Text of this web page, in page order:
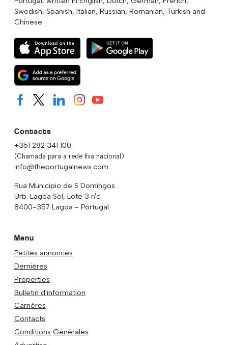
Swedish, Spanish, Italian, Russian, Romanian, Turkish and
Chinese.
Contacts
+351 282 341 100
(Chamada para a rede fixa nacional)
info@theportugalnews.com
Rua Municipio de S Domingos
Urb. Lagoa Sol, Lote 3 r/c
8400-357 Lagoa - Portugal
Menu
Petites annonces
Dernières
Properties
Bulletin d'information
Carrières
Contacts
Conditions Générales